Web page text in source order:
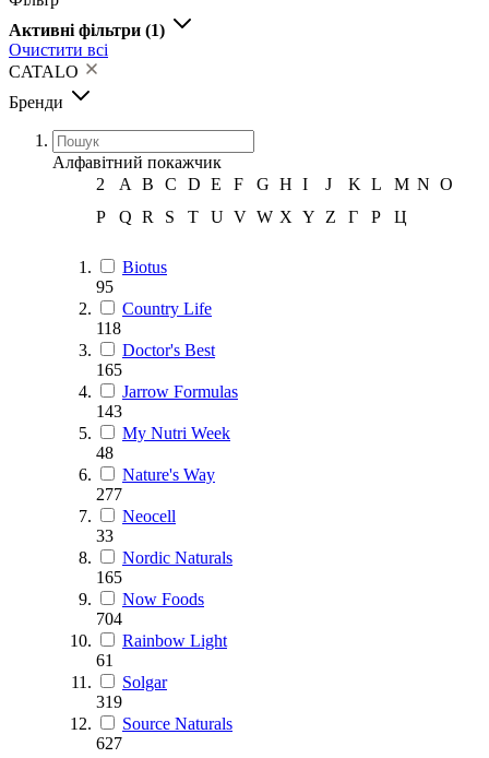
Активні фільтри (1)
Очистити всі
CATALO
Бренди
Алфавітний покажчик
2
A B C D E F G H I J K L M N O
P
Q R S T U V W X Y Z Г Р Ц
Biotus
95
Country Life
118
Doctor's Best
165
Jarrow Formulas
143
My Nutri Week
48
Nature's Way
277
Neocell
33
Nordic Naturals
165
Now Foods
704
Rainbow Light
61
Solgar
319
Source Naturals
627